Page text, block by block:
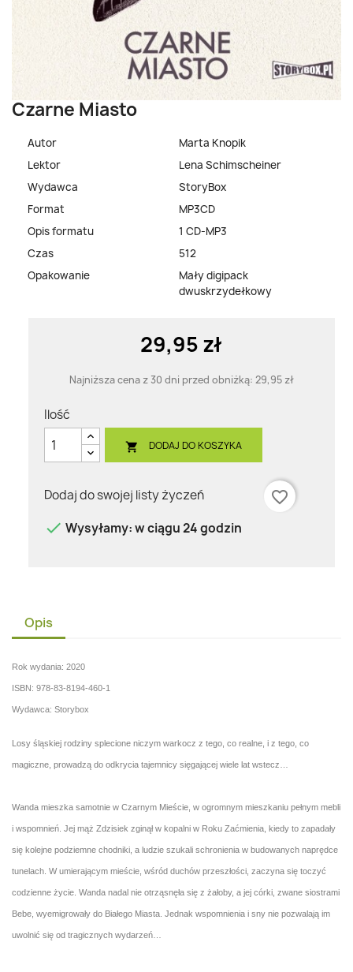
Czarne Miasto
Autor
Marta Knopik
Lektor
Lena Schimscheiner
Wydawca
StoryBox
Format
MP3CD
Opis formatu
1 CD-MP3
Czas
512
Opakowanie
Mały digipack
dwuskrzydełkowy
29,95 zł
Najniższa cena z 30 dni przed obniżką: 29,95 zł
Ilość
 DODAJ DO KOSZYKA
Dodaj do swojej listy życzeń
favorite_border
 Wysyłamy: w ciągu 24 godzin
Opis
Rok wydania: 2020
ISBN: 978-83-8194-460-1
Wydawca: Storybox
Losy śląskiej rodziny splecione niczym warkocz z tego, co realne, i z tego, co
magiczne, prowadzą do odkrycia tajemnicy sięgającej wiele lat wstecz…
Wanda mieszka samotnie w Czarnym Mieście, w ogromnym mieszkaniu pełnym mebli
i wspomnień. Jej mąż Zdzisiek zginął w kopalni w Roku Zaćmienia, kiedy to zapadały
się kolejne podziemne chodniki, a ludzie szukali schronienia w budowanych naprędce
tunelach. W umierającym mieście, wśród duchów przeszłości, zaczyna się toczyć
codzienne życie. Wanda nadal nie otrząsnęła się z żałoby, a jej córki, zwane siostrami
Bebe, wyemigrowały do Białego Miasta. Jednak wspomnienia i sny nie pozwalają im
uwolnić się od tragicznych wydarzeń…